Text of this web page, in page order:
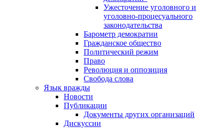
Ужесточение уголовного и
уголовно-процесуального
законодательства
Барометр демократии
Гражданское общество
Политический режим
Право
Революция и оппозиция
Свобода слова
Язык вражды
Новости
Публикации
Документы других организаций
Дискуссии